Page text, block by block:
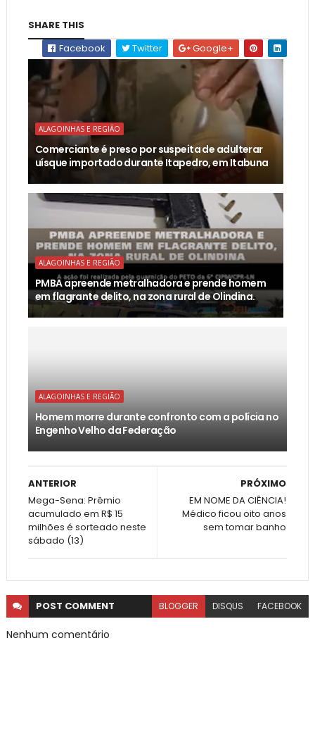
SHARE THIS
Facebook
Twitter Google+
ALAGOINHAS E REGIÃO
Comerciante é preso por suspeita de adulterar
uísque importado durante Itapedro, em Itabuna
ALAGOINHAS E REGIÃO
PMBA apreende metralhadora e prende homem
em flagrante delito, na zona rural de Olindina.
ALAGOINHAS E REGIÃO
Homem morre durante confronto com a polícia no
Engenho Velho da Federação
PRÓXIMO
EM NOME DA CIÊNCIA!
Médico ficou oito anos
sem tomar banho
ANTERIOR
Mega-Sena: Prêmio
acumulado em R$ 15
milhões é sorteado neste
sábado (13)
POST COMMENT BLOGGER DISQUS FACEBOOK
Nenhum comentário